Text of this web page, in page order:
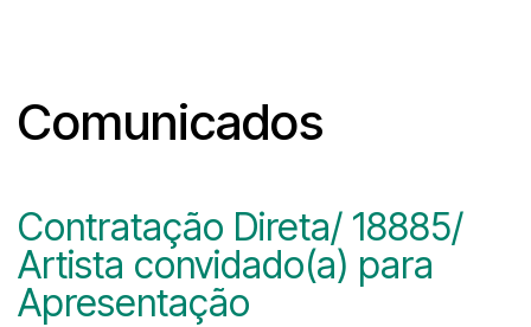
Comunicados
Contratação Direta/ 18885/
Artista convidado(a) para
Apresentação